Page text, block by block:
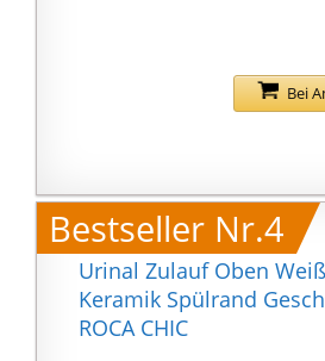
Bei
Bestseller Nr.4
Urinal Zulauf Oben
Keramik Spülrand
ROCA CHIC